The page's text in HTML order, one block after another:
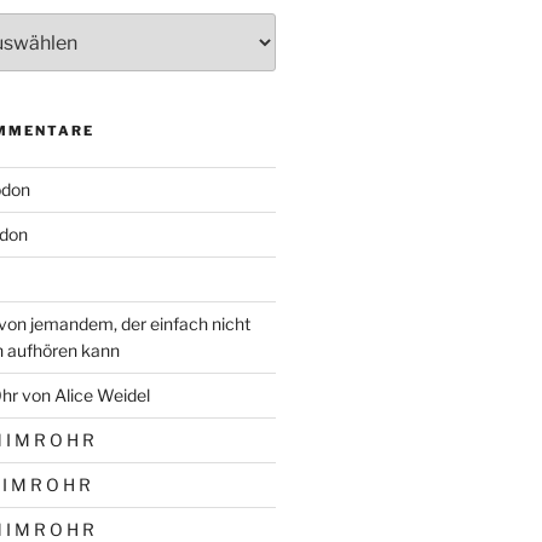
jemandem, der einfach nicht
aufhören kann
von Alice Weidel
I M R O H R
M R O H R
I M R O H R